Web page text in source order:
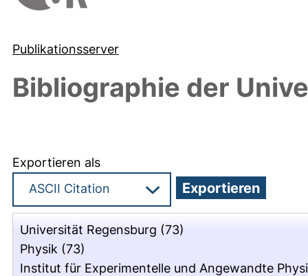
Publikationsserver
Bibliographie der
Exportieren als
Universität Regensburg (73)
Physik (73)
Institut für Experimentelle und Angewandte